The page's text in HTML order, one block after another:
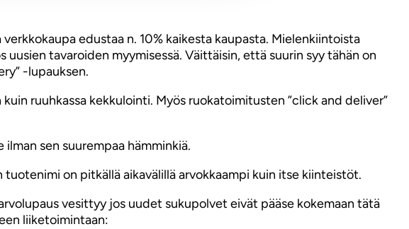
edustaa n. 10% kaikesta kaupasta. Mielenkiintoista
tavaroiden myymisessä. Väittäisin, että suurin syy tähän on
-lupauksen.
ruuhkassa kekkulointi. Myös ruokatoimitusten ”click and deliver”
sen suurempaa hämminkiä.
on pitkällä aikavälillä arvokkaampi kuin itse kiinteistöt.
vesittyy jos uudet sukupolvet eivät pääse kokemaan tätä
liiketoimintaan: